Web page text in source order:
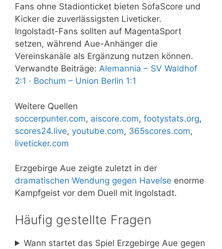
Fans ohne Stadionticket bieten SofaScore und
Kicker die zuverlässigsten Liveticker.
Ingolstadt-Fans sollten auf MagentaSport
setzen, während Aue-Anhänger die
Vereinskanäle als Ergänzung nutzen können.
Verwandte Beiträge: Alemannia – SV Waldhof
2:1 · Bochum – Union Berlin 1:1
Weitere Quellen
soccerpunter.com, aiscore.com, footystats.org,
scores24.live, youtube.com, 365scores.com,
liveticker.com
Erzgebirge Aue zeigte zuletzt in der
dramatischen Wendung gegen Havelse enorme
Kampfgeist vor dem Duell mit Ingolstadt.
Häufig gestellte Fragen
Wann startet das Spiel Erzgebirge Aue gegen